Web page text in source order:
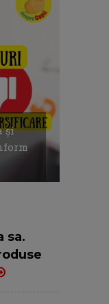
și
sa.